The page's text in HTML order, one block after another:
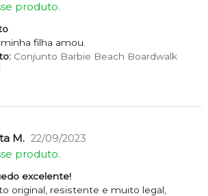
produto.
filha amou.
Conjunto Barbie Beach Boardwalk
M. 22/09/2023
produto.
excelente!
original, resistente e muito legal,